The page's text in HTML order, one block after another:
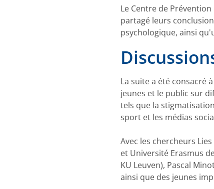
Le Centre de
partagé leurs
psychologique, ainsi
La suite a été consacré
jeunes et le public sur
tels que la
sport et les médias
Avec les chercheurs
et Université Erasmus
KU Leuven), Pascal
ainsi que des jeunes